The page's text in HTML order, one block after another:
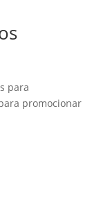
para
promocionar